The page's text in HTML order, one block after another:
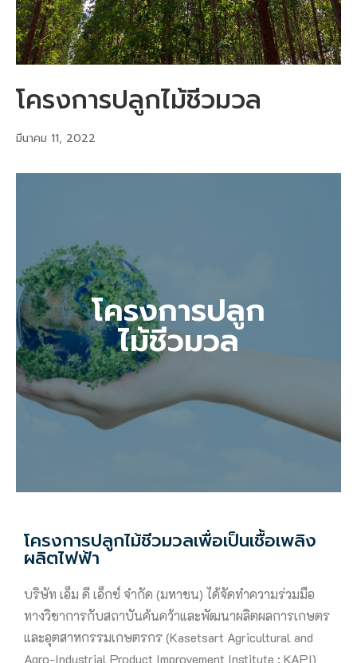
โครงการปลูกไม้ชีวมวล
มีนาคม 11, 2022
โครงการปลูก
ไม้ชีวมวล
โครงการปลูกไม้ชีวมวลเพื่อเป็นเชื้อเพลิง
ผลิตไฟฟ้า
บริษัท เอ็ม ดี เอ็กซ์ จำกัด (มหาชน) ได้จัดทำความร่วมมือ
ทางวิชาการกับสถาบันค้นคว้าและพัฒนาผลิตผลการเกษตร
และอุตสาหกรรมเกษตรกร (Kasetsart Agricultural and
Agro-Industrial Product Improvement Institute : KAPI)